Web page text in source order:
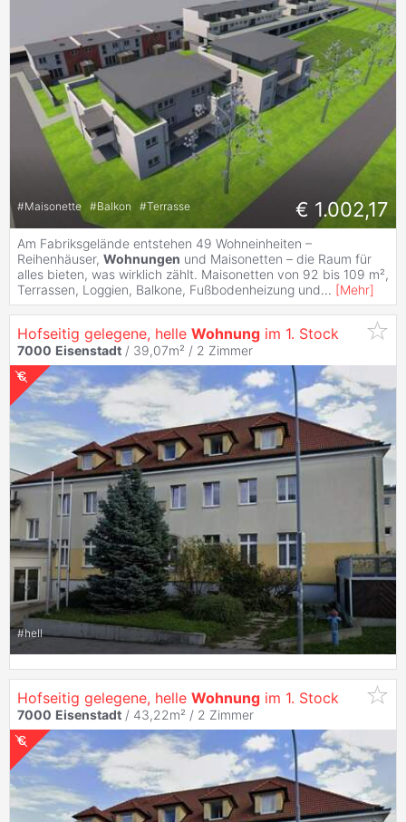
#Maisonette #Balkon #Terrasse € 1.002,17
Am Fabriksgelände entstehen 49 Wohneinheiten –
Reihenhäuser, Wohnungen und Maisonetten – die Raum für
alles bieten, was wirklich zählt. Maisonetten von 92 bis 109 m²,
Terrassen, Loggien, Balkone, Fußbodenheizung und... [Mehr]
Hofseitig gelegene, helle Wohnung im 1. Stock
7000 Eisenstadt / 39,07m² / 2 Zimmer
#hell
Hofseitig gelegene, helle Wohnung im 1. Stock
7000 Eisenstadt / 43,22m² / 2 Zimmer